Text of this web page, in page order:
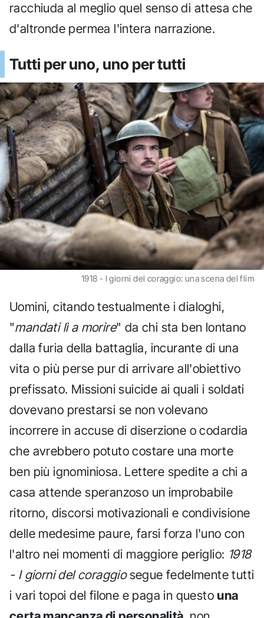
racchiuda al meglio quel senso di attesa che
d'altronde permea l'intera narrazione.
Tutti per uno, uno per tutti
1918 - I giorni del coraggio: una scena del flim
Uomini, citando testualmente i dialoghi,
"mandati lì a morire" da chi sta ben lontano
dalla furia della battaglia, incurante di una
vita o più perse pur di arrivare all'obiettivo
prefissato. Missioni suicide ai quali i soldati
dovevano prestarsi se non volevano
incorrere in accuse di diserzione o codardia
che avrebbero potuto costare una morte
ben più ignominiosa. Lettere spedite a chi a
casa attende speranzoso un improbabile
ritorno, discorsi motivazionali e condivisione
delle medesime paure, farsi forza l'uno con
l'altro nei momenti di maggiore periglio: 1918
- I giorni del coraggiosegue fedelmente tutti
i vari topoi del filone e paga in questo una